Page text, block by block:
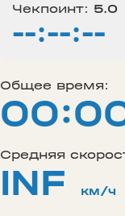
Чекпоинт: 5.0
--:--:--
Общее время:
Средняя
INF км/ч